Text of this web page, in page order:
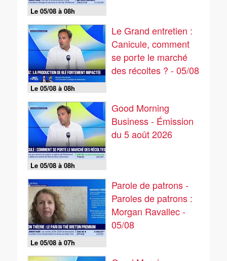
Le 05/08 à 08h
Le 05/08 à 08h
Le Grand entretien :
Canicule, comment
se porte le marché
des récoltes ? - 05/08
Le 05/08 à 08h
Good Morning
Business - Émission
du 5 août 2026
Le 05/08 à 07h
Parole de patrons -
Paroles de patrons :
Morgan Ravallec -
05/08